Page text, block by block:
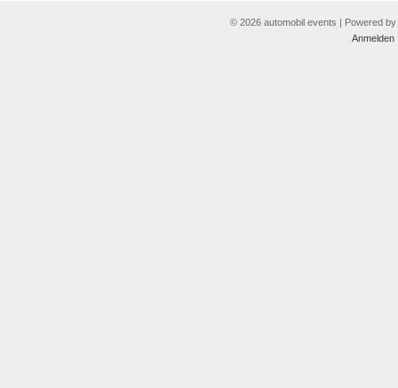
© 2026 automobil events | Powered by
Anmelden|